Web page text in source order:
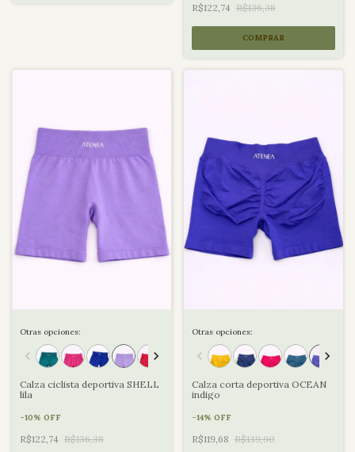
R$122,74 R$136,38
COMPRAR
Otras opciones:
Calza ciclista deportiva SHELL
lila
-10% OFF
R$122,74 R$136,38
Otras opciones:
Calza corta deportiva OCEAN
indigo
-14% OFF
R$119,68 R$139,90